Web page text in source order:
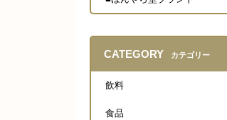
CATEGORY カテゴリー
飲料
食品